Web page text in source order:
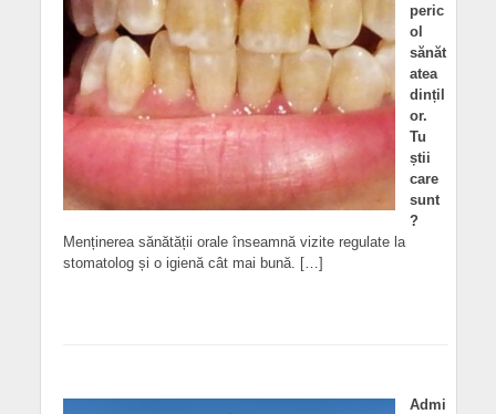
peric
ol
sănăt
atea
dințil
or.
Tu
știi
care
sunt
?
Menținerea sănătății orale înseamnă vizite regulate la
stomatolog și o igienă cât mai bună. […]
Admi